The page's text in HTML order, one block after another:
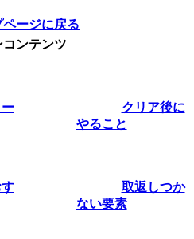
ージに戻る
コンテンツ
クリア後に
やること
取返しつか
ない要素